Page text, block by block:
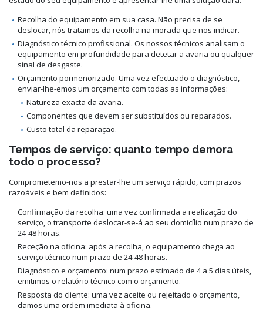
Recolha do equipamento em sua casa. Não precisa de se
deslocar, nós tratamos da recolha na morada que nos indicar.
Diagnóstico técnico profissional. Os nossos técnicos analisam o
equipamento em profundidade para detetar a avaria ou qualquer
sinal de desgaste.
Orçamento pormenorizado. Uma vez efectuado o diagnóstico,
enviar-lhe-emos um orçamento com todas as informações:
Natureza exacta da avaria.
Componentes que devem ser substituídos ou reparados.
Custo total da reparação.
Tempos de serviço: quanto tempo demora
todo o processo?
Comprometemo-nos a prestar-lhe um serviço rápido, com prazos
razoáveis e bem definidos:
Confirmação da recolha: uma vez confirmada a realização do
serviço, o transporte deslocar-se-á ao seu domicílio num prazo de
24-48 horas.
Receção na oficina: após a recolha, o equipamento chega ao
serviço técnico num prazo de 24-48 horas.
Diagnóstico e orçamento: num prazo estimado de 4 a 5 dias úteis,
emitimos o relatório técnico com o orçamento.
Resposta do cliente: uma vez aceite ou rejeitado o orçamento,
damos uma ordem imediata à oficina.